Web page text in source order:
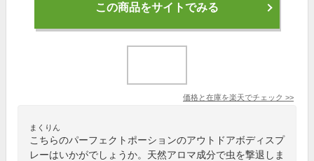
この商品をサイトでみる
価格と在庫を楽天でチェック >>
まくりん
こちらのパーフェクトポーションのアウトドアボディスプ
レーはいかがでしょうか。天然アロマ成分で虫を撃退しま